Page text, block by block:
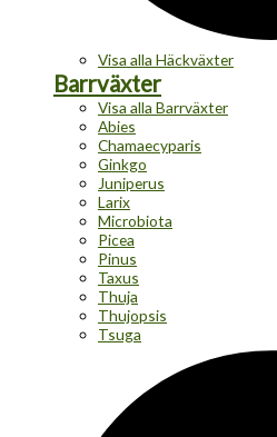
Visa alla Häckväxter
Barrväxter
Visa alla Barrväxter
Abies
Chamaecyparis
Ginkgo
Juniperus
Larix
Microbiota
Picea
Pinus
Taxus
Thuja
Thujopsis
Tsuga